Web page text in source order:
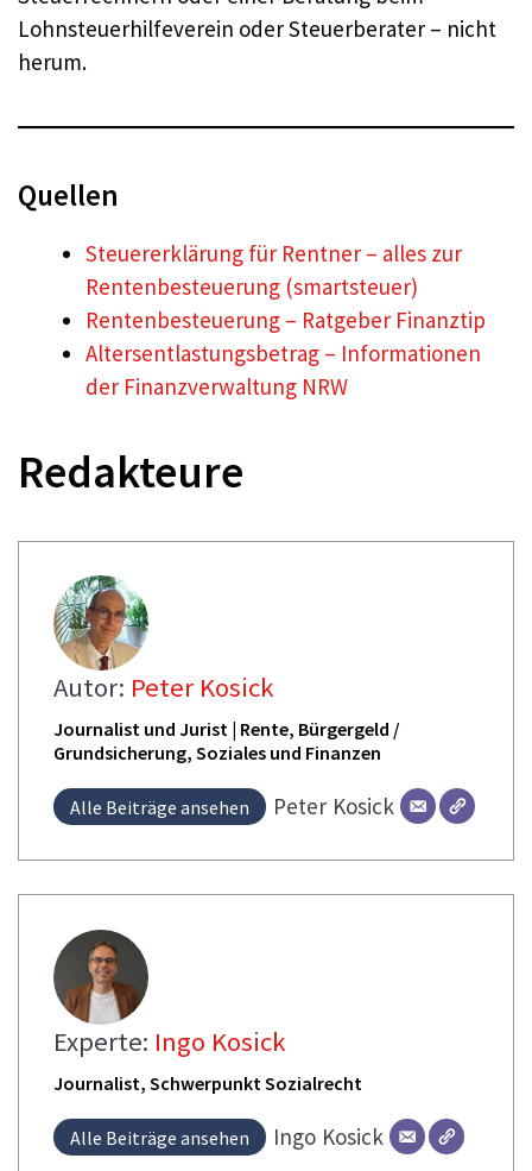
Lohnsteuerhilfeverein oder Steuerberater – nicht
herum.
Quellen
Steuererklärung für Rentner – alles zur
Rentenbesteuerung (smartsteuer)
Rentenbesteuerung – Ratgeber Finanztip
Altersentlastungsbetrag – Informationen
der Finanzverwaltung NRW
Redakteure
Autor: Peter Kosick
Journalist und Jurist | Rente, Bürgergeld /
Grundsicherung, Soziales und Finanzen
Alle Beiträge ansehen Peter Kosick
Experte: Ingo Kosick
Journalist, Schwerpunkt Sozialrecht
Alle Beiträge ansehen Ingo Kosick